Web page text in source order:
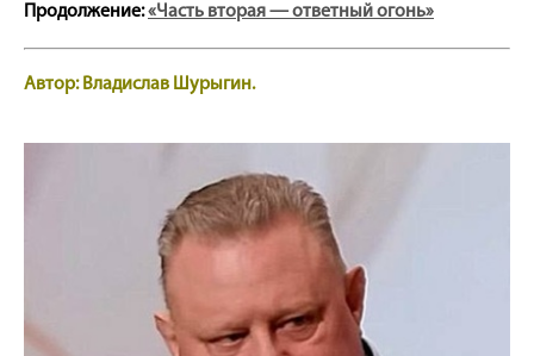
Продолжение:«Часть вторая — ответный огонь»
Автор: Владислав Шурыгин.